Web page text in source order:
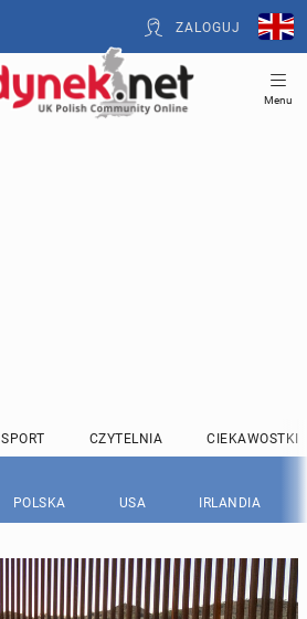
ZALOGUJ
Menu
SPORT CZYTELNIA CIEKAWOSTKI
POLSKA USA IRLANDIA